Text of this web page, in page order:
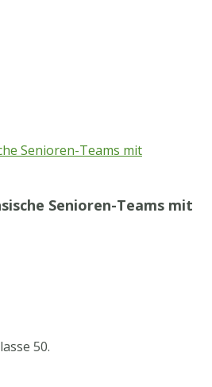
Senioren-Teams mit
Senioren-Teams mit
50.